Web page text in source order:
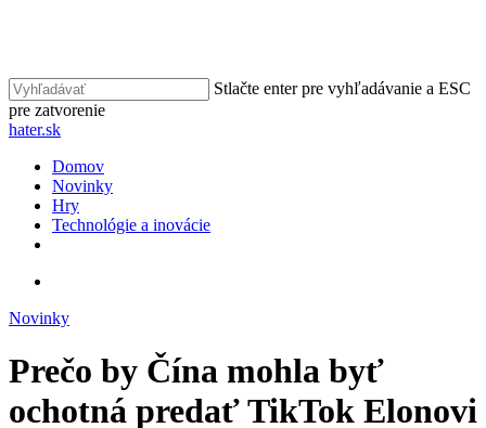
content
Stlačte enter pre vyhľadávanie a ESC
pre zatvorenie
Close
hater.sk
vyhľadávať
Menu
Domov
Novinky
Hry
Technológie a inovácie
Novinky
Prečo by Čína mohla byť
ochotná predať TikTok Elonovi